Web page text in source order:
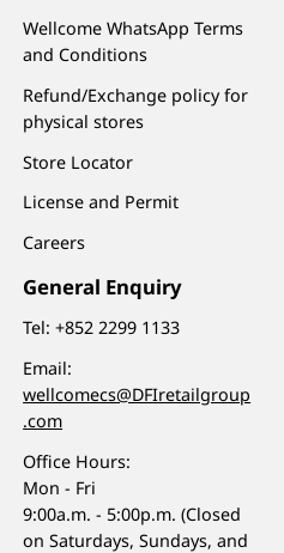
Wellcome WhatsApp Terms
and Conditions
Refund/Exchange policy for
physical stores
Store Locator
License and Permit
Careers
General Enquiry
Tel:+852 2299 1133
Email:
wellcomecs@DFIretailgroup
.com
Office Hours:
Mon - Fri
9:00a.m. - 5:00p.m. (Closed
on Saturdays, Sundays, and